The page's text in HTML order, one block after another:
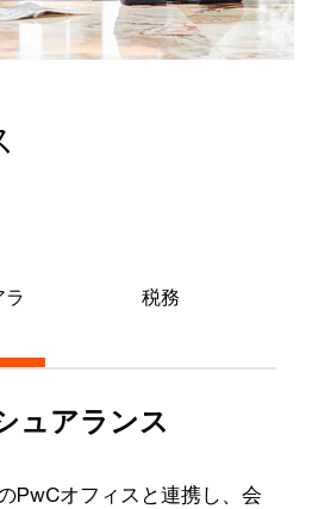
ラ
税務
ュアランス
PwCオフィスと連携し、会